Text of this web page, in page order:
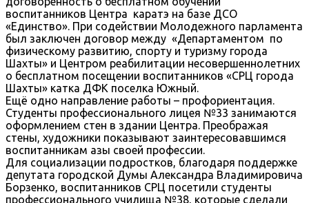
воспитанников Центра каратэ на базе ДСО
«Единство». При содействии Молодежного парламента
был заключен договор между «Департаментом по
физическому развитию, спорту и туризму города
Шахты» и Центром реабилитации несовершеннолетних
о бесплатном посещении воспитанников «СРЦ города
Шахты» катка ДФК поселка Южный.
Ещё одно направление работы – профориентация.
Студенты профессионального лицея №33 занимаются
оформлением стен в здании Центра. Преображая
стены, художники показывают заинтересовавшимся
воспитанникам азы своей профессии.
Для социализации подростков, благодаря поддержке
депутата городской Думы Александра Владимировича
Борзенко, воспитанников СРЦ посетили студенты
профессионального училища №38, которые сделали